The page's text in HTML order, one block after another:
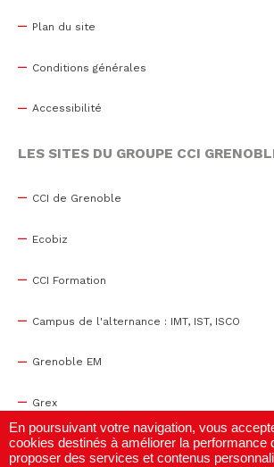
Plan du site
Conditions générales
Accessibilité
LES SITES DU GROUPE CCI
CCI de Grenoble
Ecobiz
CCI Formation
Campus de l'alternance : IMT, IST, ISCO
Grenoble EM
Grex
WTC Grenoble
En poursuivant votre navigation, vous
cookies destinés à améliorer la performance
proposer des services et contenus